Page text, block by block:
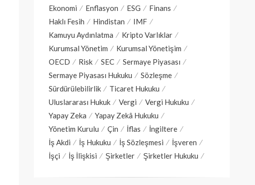
Ekonomi
Enflasyon ESG
Finans
Haklı Fesih
Hindistan
IMF
Kamuyu Aydınlatma
Kripto Varlıklar
Kurumsal Yönetim
Kurumsal Yönetişim
OECD
Risk SEC
Sermaye Piyasası
Sermaye Piyasası Hukuku
Sözleşme
Sürdürülebilirlik
Ticaret Hukuku
Uluslararası Hukuk
Vergi
Vergi Hukuku
Yapay Zeka
Yapay Zekâ Hukuku
Yönetim Kurulu
Çin İflas
İngiltere
İş Akdi
İş Hukuku İş Sözleşmesi
İşveren
İşçi
İş İlişkisi Şirketler Şirketler Hukuku